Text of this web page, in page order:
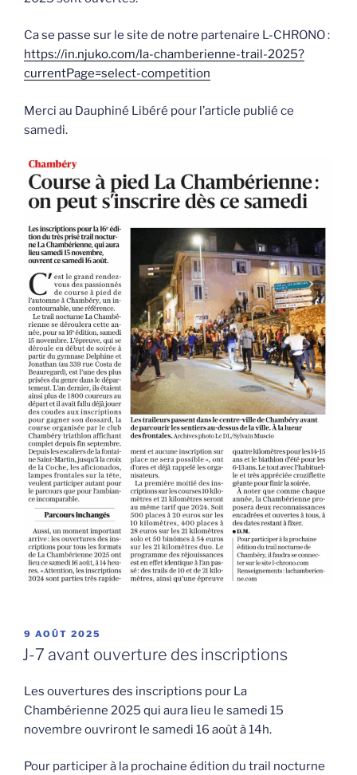
Ca se passe sur le site de notre partenaire L-CHRONO :
https://in.njuko.com/la-chamberienne-trail-2025?
currentPage=select-competition
Merci au Dauphiné Libéré pour l’article publié ce
samedi.
PUBLIÉ
LE
9 AOÛT 2025
J-7 avant ouverture des inscriptions
Les ouvertures des inscriptions pour La
Chambérienne 2025 qui aura lieu le samedi 15
novembre ouvriront le samedi 16 août à 14h.
Pour participer à la prochaine édition du trail nocturne